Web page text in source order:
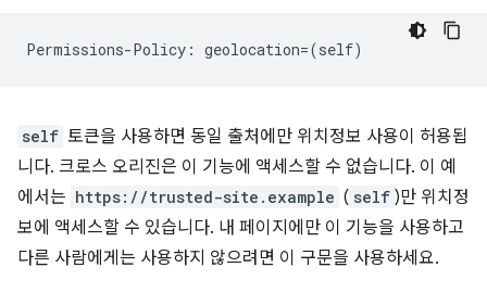
self 토큰을 사용하면 동일 출처에만 위치정보 사용이 허용됩
니다. 크로스 오리진은 이 기능에 액세스할 수 없습니다. 이 예
에서는 https://trusted-site.example ( self )만 위치정
보에 액세스할 수 있습니다. 내 페이지에만 이 기능을 사용하고
다른 사람에게는 사용하지 않으려면 이 구문을 사용하세요.